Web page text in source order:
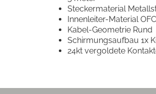
Steckermaterial
Innenleiter-Material
Kabel-Geometrie Rund
Schirmungsaufbau 1x
24kt vergoldete